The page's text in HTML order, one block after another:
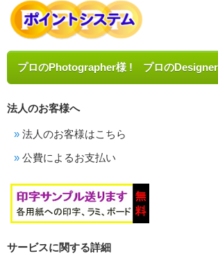
プロのPhotographer様 ! プロの
法人のお客様へ
法人のお客様はこちら
公費によるお支払い
サービスに関する詳細